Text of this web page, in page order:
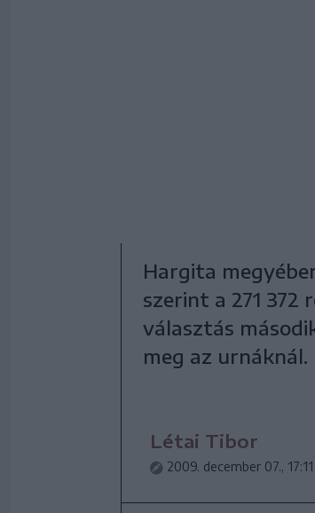
Hargita
szerint a 271
választás
meg az urnáknál.
Létai Tibor
2009. december 07., 17:11